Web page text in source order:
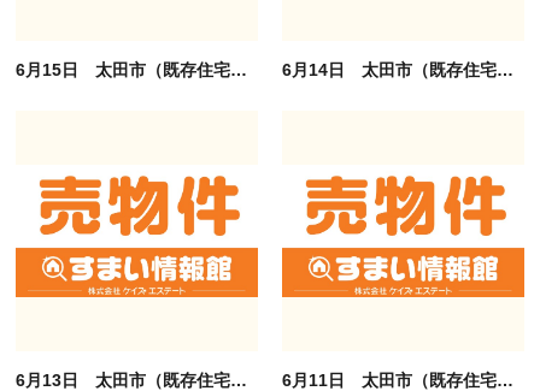
6月15日 太田市（既存住宅）の査定依頼ありがとうございます。 6月14日 太田市（既存住宅）の査定依頼ありがとうございます。
6月13日 太田市（既存住宅）の査定依頼ありがとうございます。 6月11日 太田市（既存住宅）の査定依頼ありがとうございます。